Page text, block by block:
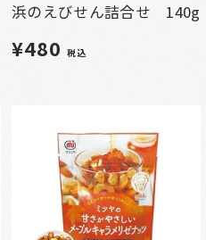
浜のえびせん詰合せ 140g
¥480税込